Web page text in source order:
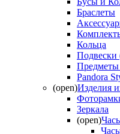
Браслеты
Кольца
Предметы
Pandora
(open)Изделия
Зеркала
(open)